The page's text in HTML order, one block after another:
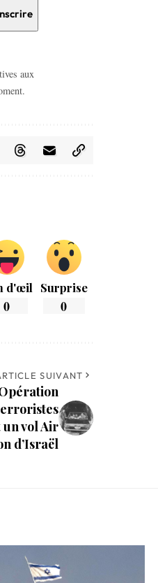
aux
d'œil
0
Surprise
0
SUIVANT
vol Air
d’Israël